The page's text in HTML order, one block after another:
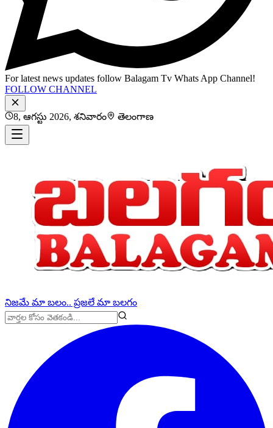
For latest news updates follow Balagam Tv Whats App Channel!
FOLLOW CHANNEL
8, ఆగస్టు 2026, శనివారం తెలంగాణ
నిజమే మా బలం.. ప్రజలే మా బలగం